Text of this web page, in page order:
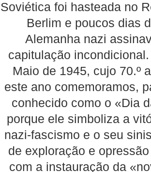
Soviética foi hasteada no
Berlim e poucos dias
Alemanha nazi
capitulação
Maio de 1945, cujo 70.º
este ano comemoramos,
conhecido como o «Dia
porque ele simboliza a
nazi-fascismo e o seu
de exploração e
com a instauração da